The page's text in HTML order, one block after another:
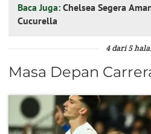
Baca Juga: Chelsea Segera
Cucurella
4 dari 5
Masa Depan